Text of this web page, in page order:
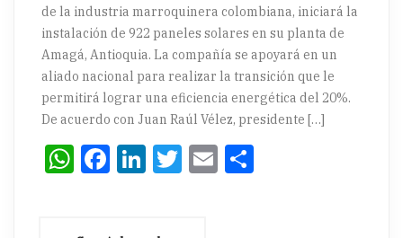
de la industria marroquinera colombiana, iniciará la
instalación de 922 paneles solares en su planta de
Amagá, Antioquia. La compañía se apoyará en un
aliado nacional para realizar la transición que le
permitirá lograr una eficiencia energética del 20%.
De acuerdo con Juan Raúl Vélez, presidente […]
WhatsApp
Facebook
LinkedIn
Twitter
Email